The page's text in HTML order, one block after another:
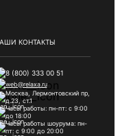
КОНТАКТЫ
8 (800) 333 00 51
web@relaxa.ru
Москва, Лермонтовский пр,
д.23, ст.1
Часы работы: пн-пт: с 9:00
до 18:00
Часы работы шоурума: пн-
пт: с 9:00 до 20:00